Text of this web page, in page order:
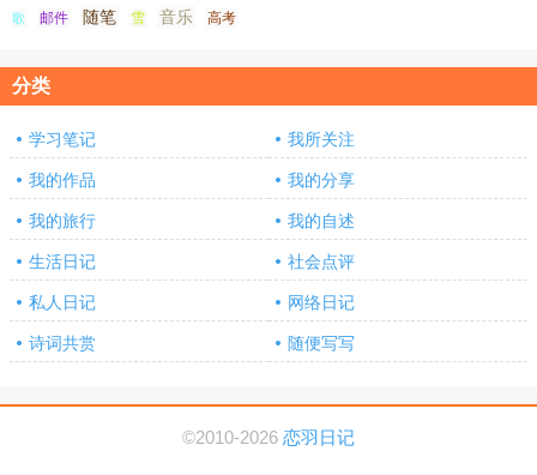
歌 邮件 随笔 雪 音乐 高考
分类
学习笔记 我所关注
我的作品 我的分享
我的旅行 我的自述
生活日记 社会点评
私人日记 网络日记
诗词共赏 随便写写
©2010-2026 恋羽日记